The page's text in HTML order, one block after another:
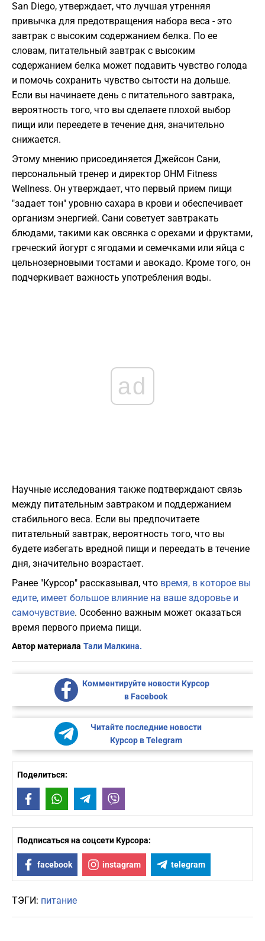
San Diego, утверждает, что лучшая утренняя
привычка для предотвращения набора веса - это
завтрак с высоким содержанием белка. По ее
словам, питательный завтрак с высоким
содержанием белка может подавить чувство голода
и помочь сохранить чувство сытости на дольше.
Если вы начинаете день с питательного завтрака,
вероятность того, что вы сделаете плохой выбор
пищи или переедете в течение дня, значительно
снижается.
Этому мнению присоединяется Джейсон Сани,
персональный тренер и директор OHM Fitness
Wellness. Он утверждает, что первый прием пищи
"задает тон" уровню сахара в крови и обеспечивает
организм энергией. Сани советует завтракать
блюдами, такими как овсянка с орехами и фруктами,
греческий йогурт с ягодами и семечками или яйца с
цельнозерновыми тостами и авокадо. Кроме того, он
подчеркивает важность употребления воды.
ad
Научные исследования также подтверждают связь
между питательным завтраком и поддержанием
стабильного веса. Если вы предпочитаете
питательный завтрак, вероятность того, что вы
будете избегать вредной пищи и переедать в течение
дня, значительно возрастает.
Ранее "Курсор" рассказывал, что время, в которое вы
едите, имеет большое влияние на ваше здоровье и
самочувствие. Особенно важным может оказаться
время первого приема пищи.
Автор материала Тали Малкина.
Комментируйте новости Курсор
в Facebook
Читайте последние новости
Курсор в Telegram
Поделиться:
FacebookWhatsAppTelegram
Подписаться на соцсети Курсора:
facebook instagram telegram
ТЭГИ: питание